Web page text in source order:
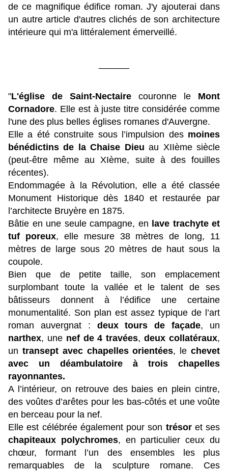
de ce magnifique édifice roman. J'y ajouterai dans
un autre article d'autres clichés de son architecture
intérieure qui m'a littéralement émerveillé.
"L'église de Saint-Nectaire couronne le Mont
Cornadore. Elle est à juste titre considérée comme
l'une des plus belles églises romanes d'Auvergne.
Elle a été construite sous l’impulsion des moines
bénédictins de la Chaise Dieu au XIIème siècle
(peut-être même au XIème, suite à des fouilles
récentes).
Endommagée à la Révolution, elle a été classée
Monument Historique dès 1840 et restaurée par
l’architecte Bruyère en 1875.
Bâtie en une seule campagne, en lave trachyte et
tuf poreux, elle mesure 38 mètres de long, 11
mètres de large sous 20 mètres de haut sous la
coupole.
Bien que de petite taille, son emplacement
surplombant toute la vallée et le talent de ses
bâtisseurs donnent à l’édifice une certaine
monumentalité. Son plan est assez typique de l’art
roman auvergnat : deux tours de façade, un
narthex, une nef de 4 travées,deux collatéraux,
un transept avec chapelles orientées, lechevet
avec un déambulatoire à trois chapelles
rayonnantes.
A l’intérieur, on retrouve des baies en plein cintre,
des voûtes d’arêtes pour les bas-côtés et une voûte
en berceau pour la nef.
Elle est célébrée également pour son trésoret ses
chapiteaux polychromes, en particulier ceux du
chœur, formant l’un des ensembles les plus
remarquables de la sculpture romane. Ces